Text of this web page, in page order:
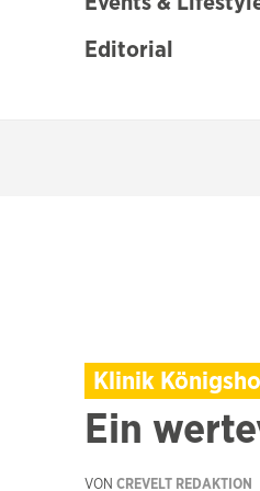
Editorial
Klinik
Ein
VON CREVELT REDAKTION